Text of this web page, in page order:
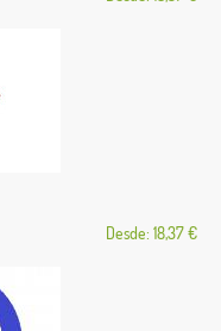
Desde: 18,37 €